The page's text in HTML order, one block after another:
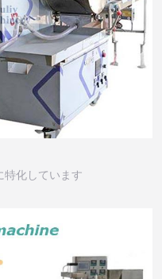
化しています